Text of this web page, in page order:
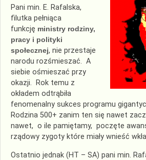
Pani min. E. Rafalska,
filutka pełniąca
funkcję ministry rodziny,
pracy i polityki
społecznej, nie przestaje
narodu rozśmieszać. A
siebie ośmieszać przy
okazji. Rok temu z
okładem odtrąbiła
fenomenalny sukces programu
Rodzina 500+ zanim ten się nawet
nawet, o ile pamiętamy, poczęte
rządowy zygoty które miały wnieść
Ostatnio jednak (HT – SA) pani min.